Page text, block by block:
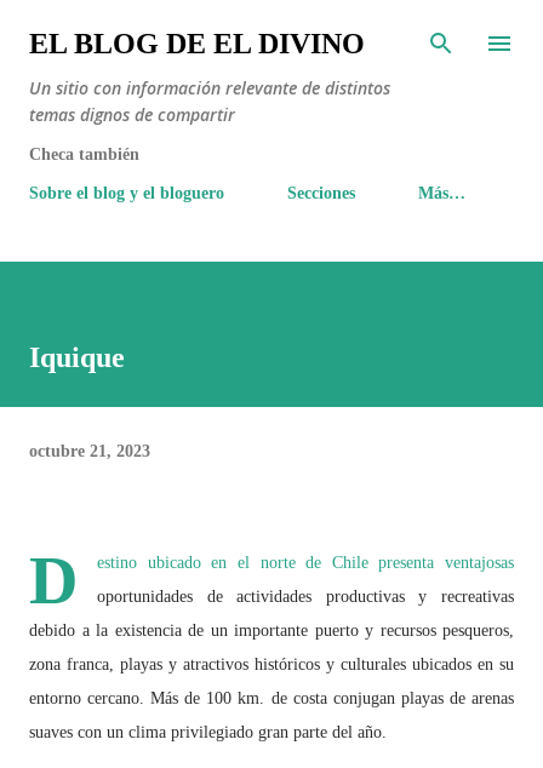
Ir al contenido principal
EL BLOG DE EL DIVINO
Un sitio con información relevante de distintos
temas dignos de compartir
Checa también
Sobre el blog y el bloguero Secciones Más…
Iquique
octubre 21, 2023
D
estino ubicado en el norte de Chile presenta ventajosas
oportunidades de actividades productivas y recreativas
debido a la existencia de un importante puerto y recursos pesqueros,
zona franca, playas y atractivos históricos y culturales ubicados en su
entorno cercano. Más de 100 km. de costa conjugan playas de arenas
suaves con un clima privilegiado gran parte del año.